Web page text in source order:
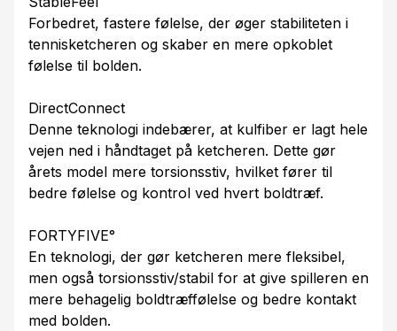
Forbedret, fastere følelse, der øger stabiliteten i
tennisketcheren og skaber en mere opkoblet
følelse til bolden.
DirectConnect
Denne teknologi indebærer, at kulfiber er lagt hele
vejen ned i håndtaget på ketcheren. Dette gør
årets model mere torsionsstiv, hvilket fører til
bedre følelse og kontrol ved hvert boldtræf.
FORTYFIVE°
En teknologi, der gør ketcheren mere fleksibel,
men også torsionsstiv/stabil for at give spilleren en
mere behagelig boldtræffølelse og bedre kontakt
med bolden.